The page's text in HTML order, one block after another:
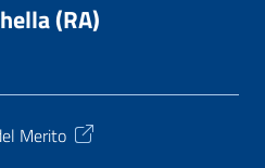
(RA)
Merito